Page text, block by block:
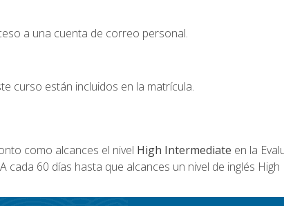
a una cuenta de correo personal.
curso están incluidos en la matrícula.
como alcances el nivel High Intermediate en la
cada 60 días hasta que alcances un nivel de inglés